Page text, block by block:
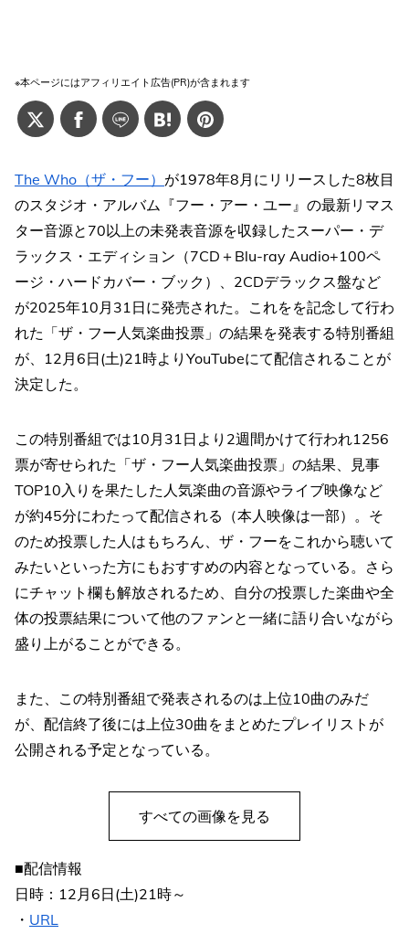
※本ページにはアフィリエイト広告(PR)が含まれます
The Who（ザ・フー） が1978年8月にリリースした8枚目
のスタジオ・アルバム『フー・アー・ユー』の最新リマス
ター音源と70以上の未発表音源を収録したスーパー・デ
ラックス・エディション（7CD＋Blu-ray Audio+100ペ
ージ・ハードカバー・ブック）、2CDデラックス盤など
が2025年10月31日に発売された。これをを記念して行わ
れた「ザ・フー人気楽曲投票」の結果を発表する特別番組
が、12月6日(土)21時よりYouTubeにて配信されることが
決定した。
この特別番組では10月31日より2週間かけて行われ1256
票が寄せられた「ザ・フー人気楽曲投票」の結果、見事
TOP10入りを果たした人気楽曲の音源やライブ映像など
が約45分にわたって配信される（本人映像は一部）。そ
のため投票した人はもちろん、ザ・フーをこれから聴いて
みたいといった方にもおすすめの内容となっている。さら
にチャット欄も解放されるため、自分の投票した楽曲や全
体の投票結果について他のファンと一緒に語り合いながら
盛り上がることができる。
また、この特別番組で発表されるのは上位10曲のみだ
が、配信終了後には上位30曲をまとめたプレイリストが
公開される予定となっている。
すべての画像を見る
■配信情報
日時：12月6日(土)21時～
・ URL